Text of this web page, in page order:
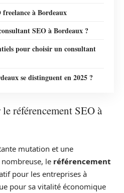
à Bordeaux
SEO à Bordeaux ?
pour choisir un consultant
se distinguent en 2025 ?
référencement SEO à
mutation et une
le référencement
pour les entreprises à
pour sa vitalité économique